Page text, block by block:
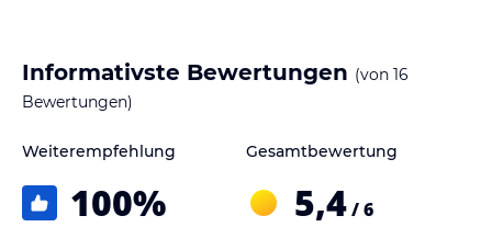
Gastronomie im Hotel
eingenommen wird, bietet täglich von 8.00 bis 21.00 Uhr
Informativste Bewertungen (von 16
Bewertungen)
Weiterempfehlung
100%
Gesamtbewertung
5,4/ 6